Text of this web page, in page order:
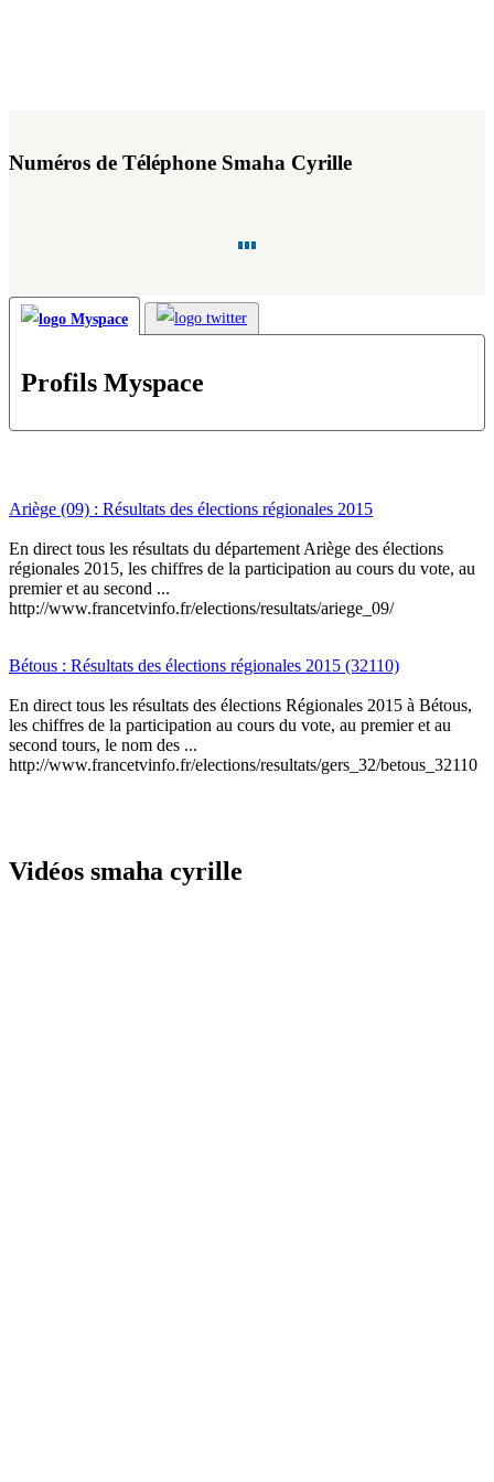
Numéros de Téléphone Smaha Cyrille
Profils Myspace
Ariège (09) : Résultats des élections régionales 2015
En direct tous les résultats du département Ariège des élections
régionales 2015, les chiffres de la participation au cours du vote, au
premier et au second ...
http://www.francetvinfo.fr/elections/resultats/ariege_09/
Bétous : Résultats des élections régionales 2015 (32110)
En direct tous les résultats des élections Régionales 2015 à Bétous,
les chiffres de la participation au cours du vote, au premier et au
second tours, le nom des ...
http://www.francetvinfo.fr/elections/resultats/gers_32/betous_32110
Vidéos smaha cyrille